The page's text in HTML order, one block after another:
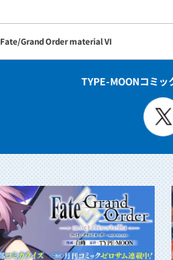
Fate/Grand Order material VI
TYPE-MOONコミッ